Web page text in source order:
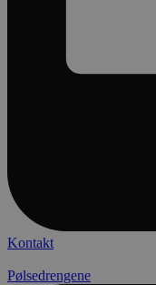
Kontakt
Pølsedrengene